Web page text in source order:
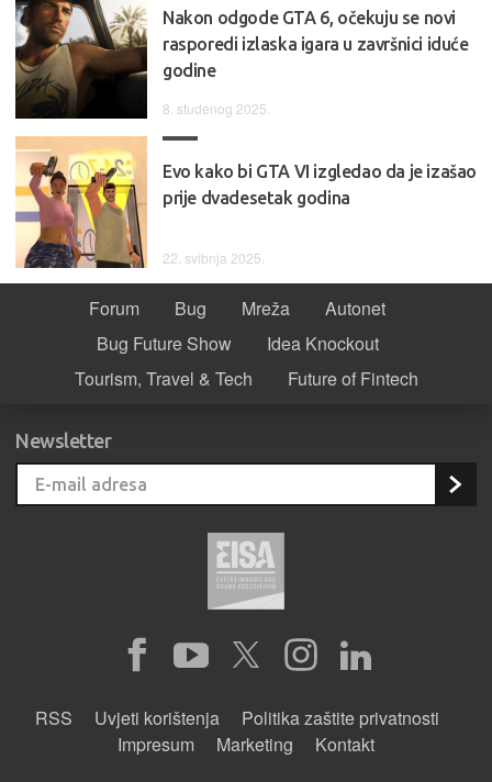
Nakon odgode GTA 6, očekuju se novi
rasporedi izlaska igara u završnici iduće
godine
8. studenog 2025.
Evo kako bi GTA VI izgledao da je izašao
prije dvadesetak godina
22. svibnja 2025.
Forum Bug Mreža
Autonet
Bug Future Show
Idea Knockout
Tourism, Travel & Tech
Future of Fintech
Newsletter
RSS Uvjeti korištenja
Politika zaštite privatnosti
Impresum
Marketing Kontakt